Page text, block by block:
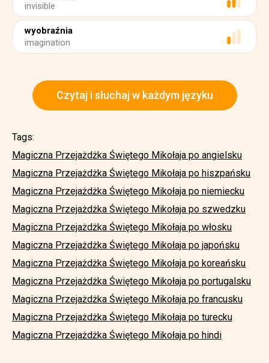
invisible
wyobraźnia
imagination
Czytaj i słuchaj w każdym języku
Tags:
Magiczna Przejażdżka Świętego Mikołaja po angielsku
Magiczna Przejażdżka Świętego Mikołaja po hiszpańsku
Magiczna Przejażdżka Świętego Mikołaja po niemiecku
Magiczna Przejażdżka Świętego Mikołaja po szwedzku
Magiczna Przejażdżka Świętego Mikołaja po włosku
Magiczna Przejażdżka Świętego Mikołaja po japońsku
Magiczna Przejażdżka Świętego Mikołaja po koreańsku
Magiczna Przejażdżka Świętego Mikołaja po portugalsku
Magiczna Przejażdżka Świętego Mikołaja po francusku
Magiczna Przejażdżka Świętego Mikołaja po turecku
Magiczna Przejażdżka Świętego Mikołaja po hindi